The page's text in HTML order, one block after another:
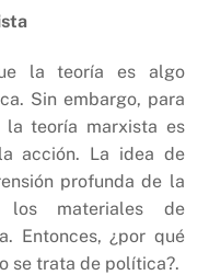
la teoría es algo
Sin embargo, para
la teoría marxista es
acción. La idea de
profunda de la
materiales de
Entonces, ¿por qué
se trata de política?.